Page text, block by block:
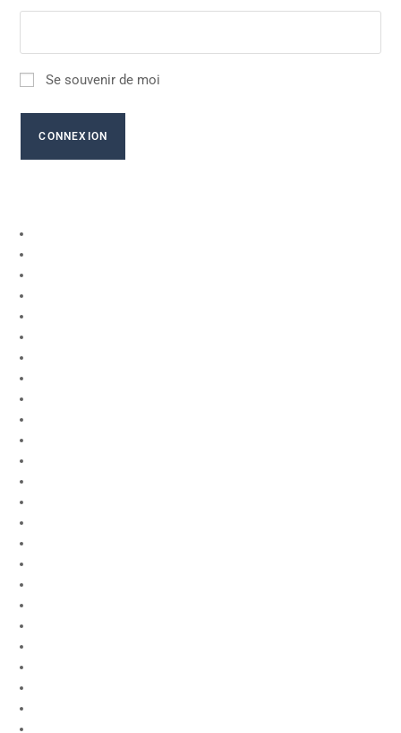
Se souvenir de moi